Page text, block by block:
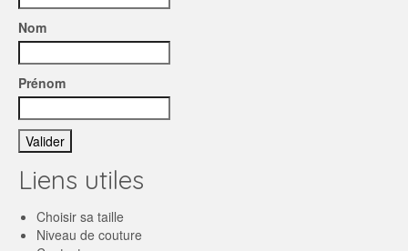
Nom
Prénom
Liens utiles
Choisir sa taille
Niveau de couture